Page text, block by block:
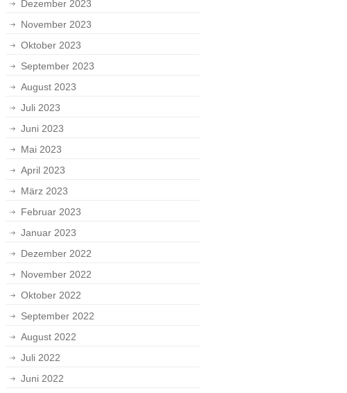
Dezember 2023
November 2023
Oktober 2023
September 2023
August 2023
Juli 2023
Juni 2023
Mai 2023
April 2023
März 2023
Februar 2023
Januar 2023
Dezember 2022
November 2022
Oktober 2022
September 2022
August 2022
Juli 2022
Juni 2022